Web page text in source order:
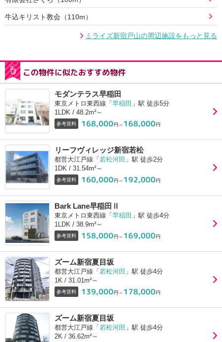
牛込キリスト教会（110m）
ミライズ新宿戸山の周辺施設をもっと見る
この物件に似たおすすめ物件
モダンテラス早稲田
東京メトロ東西線「 早稲田 」駅 徒歩5分
1LDK / 48.2m²～
参考賃料 168,000円～ 168,000円
リーフヴィレッジ新宿若松
都営大江戸線「 若松河田 」駅 徒歩2分
1DK / 31.54m²～
参考賃料 160,000円～ 192,000円
Bark Lane早稲田Ⅱ
東京メトロ東西線「 早稲田 」駅 徒歩4分
1LDK / 38.9m²～
参考賃料 158,000円～ 169,000円
ズーム新宿夏目坂
都営大江戸線「 若松河田 」駅 徒歩4分
1K / 31.01m²～
参考賃料 139,000円～ 178,000円
ズーム新宿夏目坂
都営大江戸線「 若松河田 」駅 徒歩4分
2K / 36.62m²～